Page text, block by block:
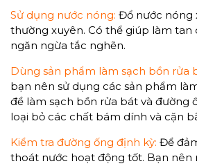
Sử dụng nước nóng: Đổ nước nóng
thường xuyên. Có thể giúp làm tan
ngăn ngừa tắc nghẽn.
Dùng sản phẩm làm sạch bồn rửa
bạn nên sử dụng các sản phẩm
để làm sạch bồn rửa bát và đường
loại bỏ các chất bám dính và cặn
Kiểm tra đường ống định kỳ: Để
thoát nước hoạt động tốt. Bạn nên